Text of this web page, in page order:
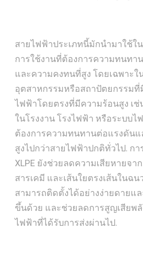
สายไฟฟ้าประเภทนี้มักนำมาใช้ใ
การใช้งานที่ต้องการความทนทา
และความคงทนที่สูง โดยเฉพาะใ
อุตสาหกรรมหรือสถาปัตยกรรมที่
ไฟฟ้าโดยตรงที่มีความร้อนสูง เช่
ในโรงงาน โรงไฟฟ้า หรือระบบไ
ต้องการความทนทานต่อแรงดัน
สูงไปกว่าสายไฟฟ้าปกติทั่วไป. ก
XLPE ยังช่วยลดความเสียหายจา
สารเคมี และเส้นใยตรงเส้นในฉ
สามารถติดตั้งได้อย่างง่ายดายแ
ขึ้นด้วย และช่วยลดการสูญเสียพ
ไฟฟ้าที่ได้รับการส่งผ่านไป.